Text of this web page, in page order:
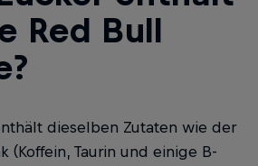
Red Bull
dieselben Zutaten wie der
(Koffein, Taurin und einige B-